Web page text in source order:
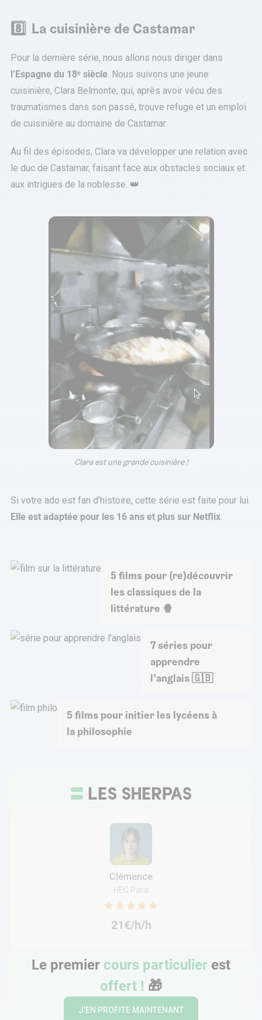
8️⃣ La cuisinière de Castamar
Pour la dernière série, nous allons nous diriger dans
l’Espagne du 18ᵉ siècle . Nous suivons une jeune
cuisinière, Clara Belmonte, qui, après avoir vécu des
traumatismes dans son passé, trouve refuge et un emploi
de cuisinière au domaine de Castamar.
Au fil des épisodes, Clara va développer une relation avec
le duc de Castamar, faisant face aux obstacles sociaux et
aux intrigues de la noblesse. 👑
Clara est une grande cuisinière !
Si votre ado est fan d’histoire, cette série est faite pour lui.
Elle est adaptée pour les 16 ans et plus sur Netflix
5 films pour (re)découvrir
les classiques de la
littérature ​🍿
7 séries pour
apprendre
l’anglais 🇬🇧
5 films pour initier les lycéens à
la philosophie
Clémence
HEC Paris
21€/h/h
Le premier cours particulier est
offert ! 🎁
J’EN PROFITE MAINTENANT